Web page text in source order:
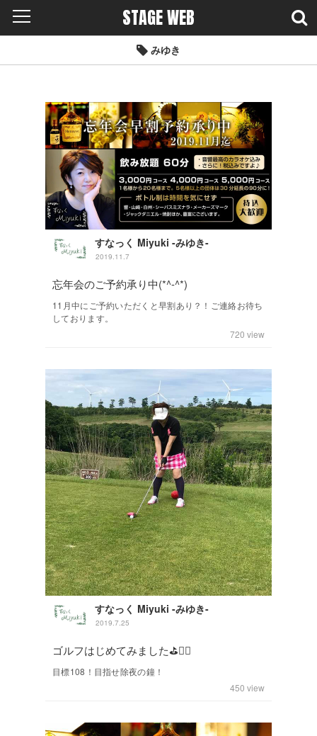
STAGE WEB
みゆき
すなっく Miyuki -みゆき-
2019.11.7
忘年会のご予約承り中(*^-^*)
11月中にご予約いただくと早割あり？！ご連絡お待ち
しております。
720 view
すなっく Miyuki -みゆき-
2019.7.25
ゴルフはじめてみました⛳️🏌️‍♀️
目標108！目指せ除夜の鐘！
450 view